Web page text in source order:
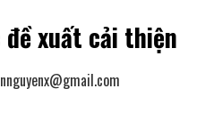
đề xuất cải thiện